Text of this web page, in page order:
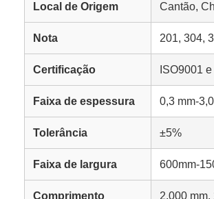
Local de Origem Cantão,
Nota 201, 304,
Certificação ISO9001
Faixa de espessura 0,3 mm-
Tolerância ±5%
Faixa de largura 600mm-
Comprimento 2.000